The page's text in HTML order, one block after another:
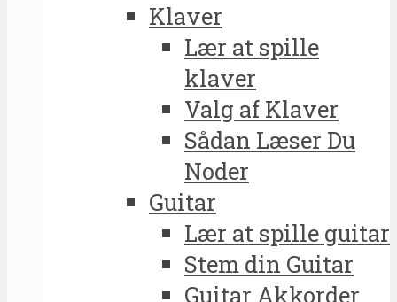
Klaver
Lær at spille
klaver
Valg af Klaver
Sådan Læser Du
Noder
Guitar
Lær at spille guitar
Stem din Guitar
Guitar Akkorder